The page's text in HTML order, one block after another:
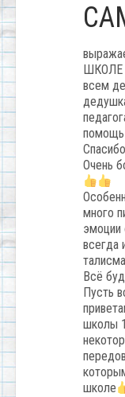
ШКОЛЕ
всем
помощь
Спасибо
Очень
много
эмоции
всегда
Всё
Пусть
школы
школе